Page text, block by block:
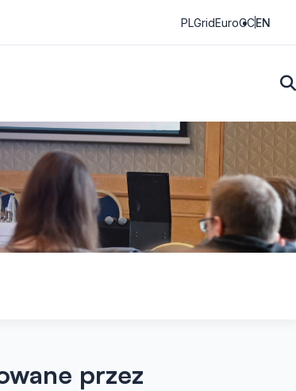
PLGridEuroCCEN
przez